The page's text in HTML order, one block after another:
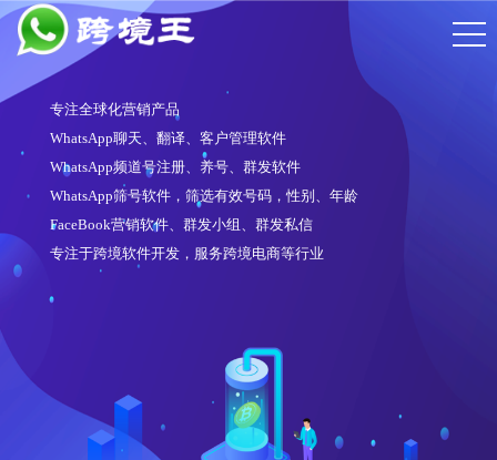
专注全球化营销产品
WhatsApp聊天、翻译、客户管理软件
WhatsApp频道号注册、养号、群发软件
WhatsApp筛号软件，筛选有效号码，性别、年龄
FaceBook营销软件、群发小组、群发私信
专注于跨境软件开发，服务跨境电商等行业